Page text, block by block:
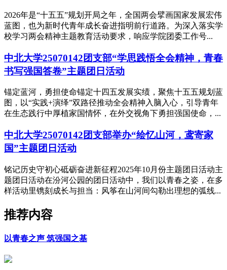
2026年是“十五五”规划开局之年，全国两会擘画国家发展宏伟
蓝图，也为新时代青年成长奋进指明前行道路。为深入落实学
校学习两会精神主题教育活动要求，响应学院团委工作号...
中北大学25070142团支部“学思践悟全会精神，青春
书写强国答卷”主题团日活动
锚定蓝河，勇担使命锚定十四五发展实绩，聚焦十五五规划蓝
图，以“实践+演绎”双路径推动全会精神入脑入心，引导青年
在生态践行中厚植家国情怀，在外交视角下勇担强国使命，...
中北大学25070142团支部举办“绘忆山河，鸢寄家
国”主题团日活动
铭记历史守初心砥砺奋进新征程2025年10月份主题团日活动主
题团日活动在汾河公园的团日活动中，我们以青春之姿，在多
样活动里镌刻成长与担当：风筝在山河间勾勒出理想的弧线...
推荐内容
以青春之声 筑强国之基